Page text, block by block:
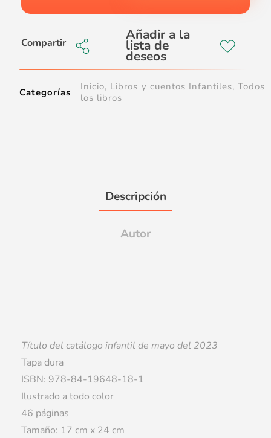
Compartir
Categorías Inicio, Libros y cuentos Infantiles, Todos
los libros
Descripción
Autor
Título del catálogo infantil de mayo del 2023
Tapa dura
ISBN: 978-84-19648-18-1
Ilustrado a todo color
46 páginas
Tamaño: 17 cm x 24 cm